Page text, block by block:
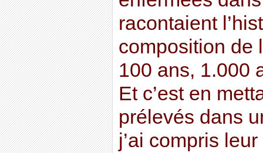
racontaient
composition de
100 ans, 1.000
Et c’est en
prélevés dans
j’ai compris